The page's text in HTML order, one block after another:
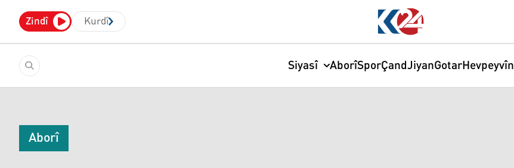
Zindî Kurdî
Siyasî AborîSporÇandJiyanGotarHevpeyvîn
Aborî